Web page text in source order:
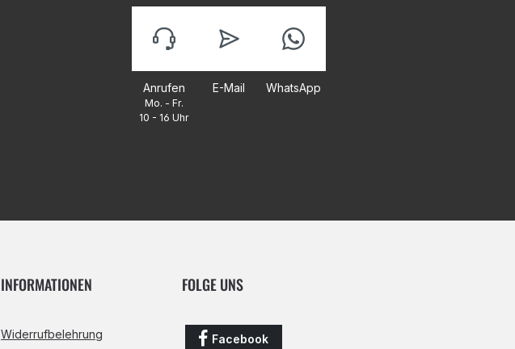
Anrufen
Mo. - Fr.
10 - 16 Uhr
E-Mail WhatsApp
INFORMATIONEN
Widerrufbelehrung
FOLGE UNS
Facebook